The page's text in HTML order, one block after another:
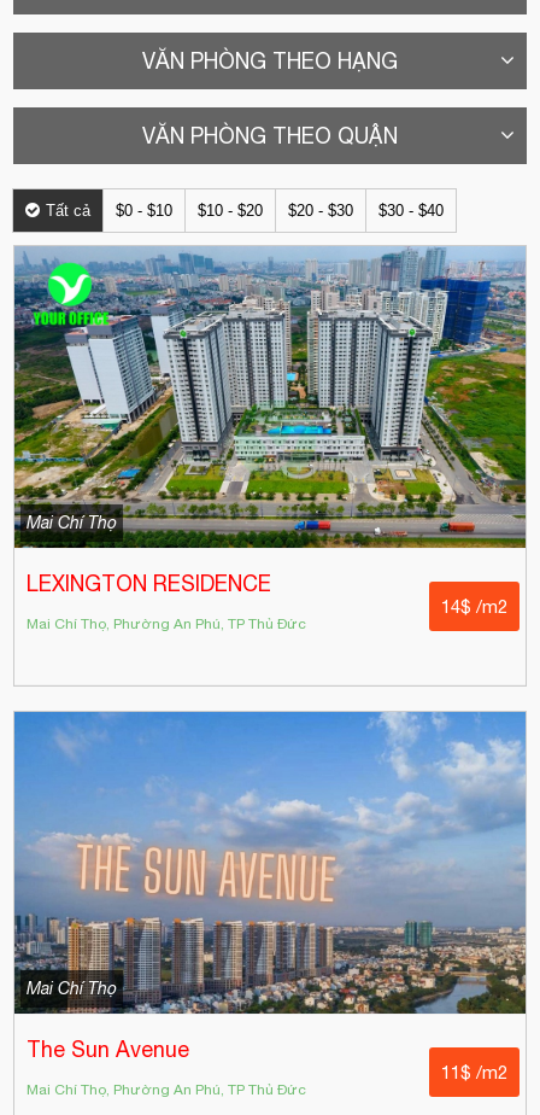
VĂN PHÒNG THEO HẠNG
VĂN PHÒNG THEO QUẬN
Tất cả $0 - $10 $10 - $20 $20 - $30 $30 - $40
Mai Chí Thọ
LEXINGTON RESIDENCE
Mai Chí Thọ, Phường An Phú, TP Thủ Đức
14$ /m2
Mai Chí Thọ
The Sun Avenue
Mai Chí Thọ, Phường An Phú, TP Thủ Đức
11$ /m2